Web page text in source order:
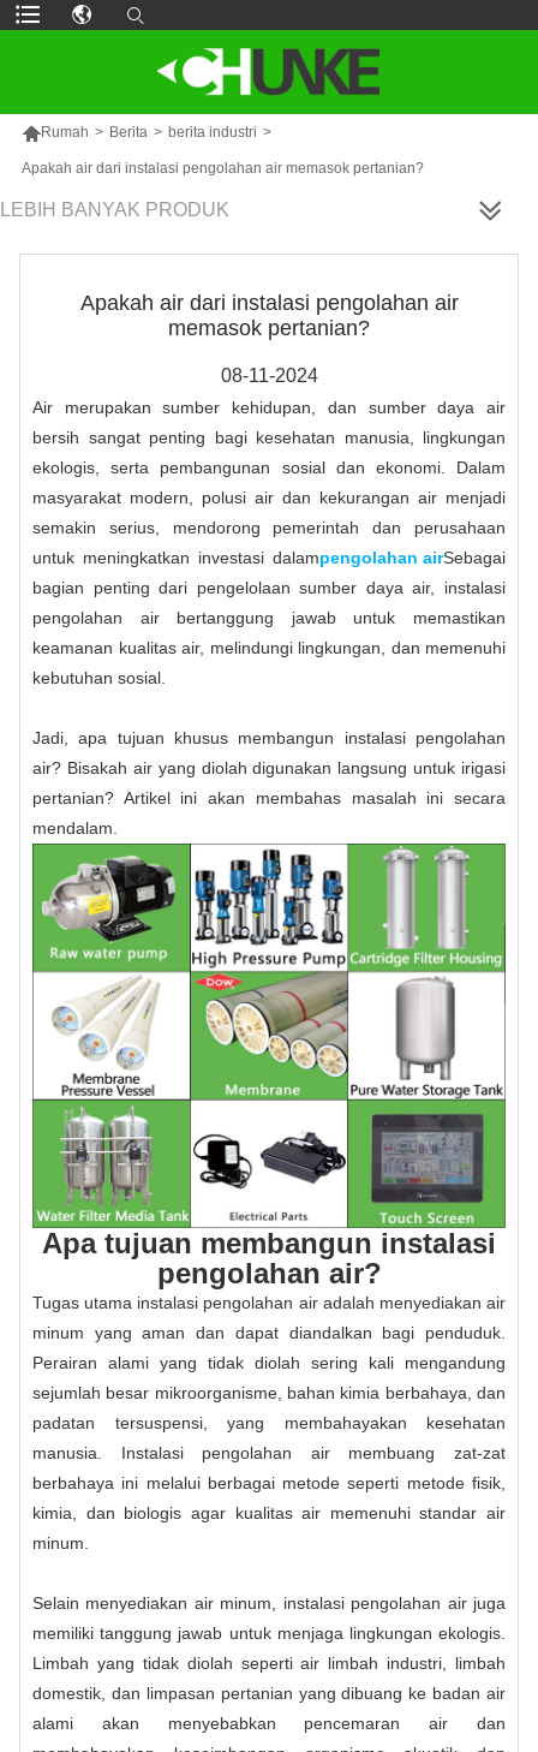
Rumah > Berita > berita industri >
Apakah air dari instalasi pengolahan air memasok pertanian?
LEBIH BANYAK PRODUK
Apakah air dari instalasi pengolahan air
memasok pertanian?
08-11-2024
Air merupakan sumber kehidupan, dan sumber daya air
bersih sangat penting bagi kesehatan manusia, lingkungan
ekologis, serta pembangunan sosial dan ekonomi. Dalam
masyarakat modern, polusi air dan kekurangan air menjadi
semakin serius, mendorong pemerintah dan perusahaan
untuk meningkatkan investasi dalampengolahan airSebagai
bagian penting dari pengelolaan sumber daya air, instalasi
pengolahan air bertanggung jawab untuk memastikan
keamanan kualitas air, melindungi lingkungan, dan memenuhi
kebutuhan sosial.
Jadi, apa tujuan khusus membangun instalasi pengolahan
air? Bisakah air yang diolah digunakan langsung untuk irigasi
pertanian? Artikel ini akan membahas masalah ini secara
mendalam.
Apa tujuan membangun instalasi
pengolahan air?
Tugas utama instalasi pengolahan air adalah menyediakan air
minum yang aman dan dapat diandalkan bagi penduduk.
Perairan alami yang tidak diolah sering kali mengandung
sejumlah besar mikroorganisme, bahan kimia berbahaya, dan
padatan tersuspensi, yang membahayakan kesehatan
manusia. Instalasi pengolahan air membuang zat-zat
berbahaya ini melalui berbagai metode seperti metode fisik,
kimia, dan biologis agar kualitas air memenuhi standar air
minum.
Selain menyediakan air minum, instalasi pengolahan air juga
memiliki tanggung jawab untuk menjaga lingkungan ekologis.
Limbah yang tidak diolah seperti air limbah industri, limbah
domestik, dan limpasan pertanian yang dibuang ke badan air
alami akan menyebabkan pencemaran air dan